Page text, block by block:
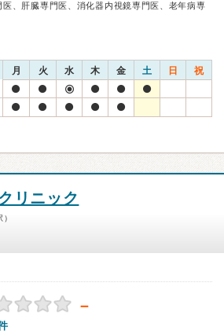
、肝臓専門医、消化器内視鏡専門医、老年病専
月 火 水 木 金 土 日 祝
リニック
－